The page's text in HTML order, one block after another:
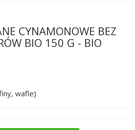
CYNAMONOWE BEZ
BIO 150 G - BIO
wafle)